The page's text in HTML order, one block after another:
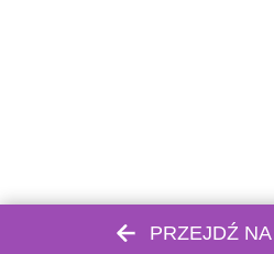
PRZEJDŹ NA